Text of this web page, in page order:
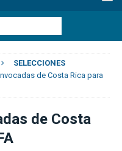
SELECCIONES
de Costa Rica para
de Costa